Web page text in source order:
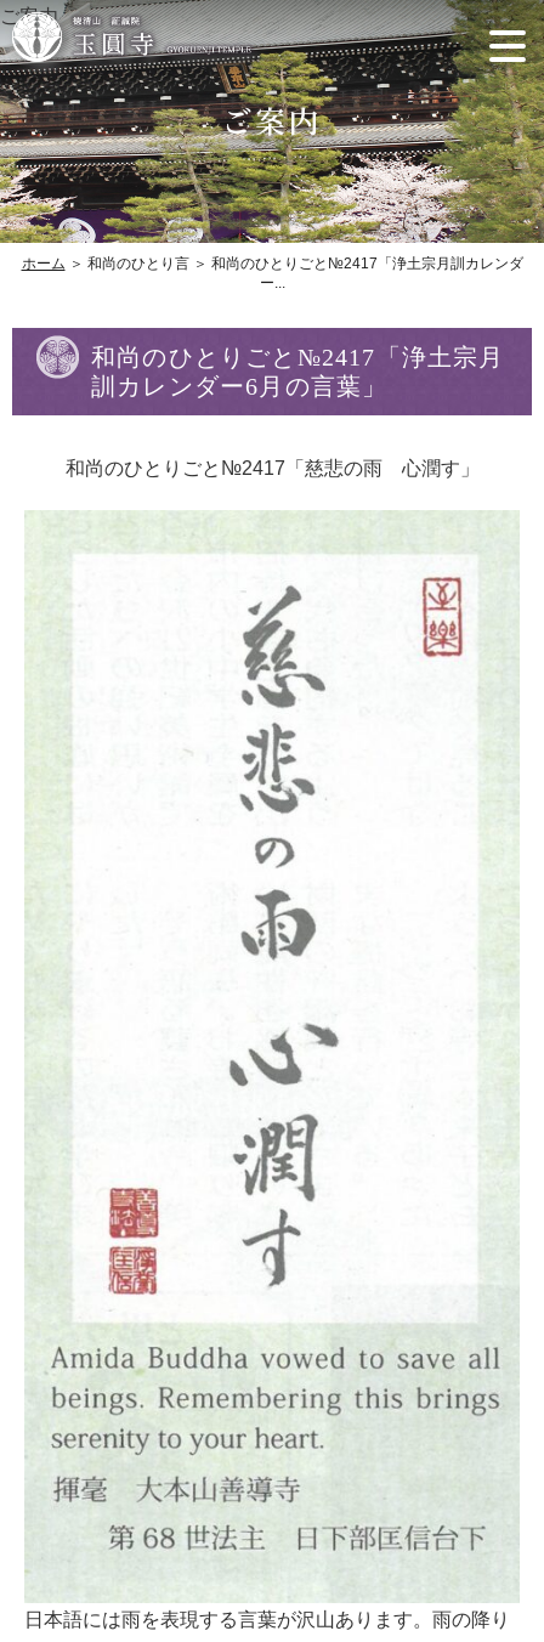
ご案内
ホーム ＞ 和尚のひとり言 ＞ 和尚のひとりごと№2417「浄土宗月訓カレンダ
ー...
和尚のひとりごと№2417「浄土宗月
訓カレンダー6月の言葉」
和尚のひとりごと№2417「慈悲の雨 心潤す」
日本語には雨を表現する言葉が沢山あります。雨の降り